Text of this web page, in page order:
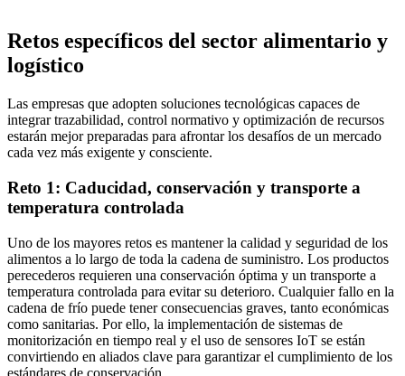
Retos específicos del sector alimentario y
logístico
Las empresas que adopten soluciones tecnológicas capaces de
integrar trazabilidad, control normativo y optimización de recursos
estarán mejor preparadas para afrontar los desafíos de un mercado
cada vez más exigente y consciente.
Reto 1: Caducidad, conservación y transporte a
temperatura controlada
Uno de los mayores retos es mantener la calidad y seguridad de los
alimentos a lo largo de toda la cadena de suministro. Los productos
perecederos requieren una conservación óptima y un transporte a
temperatura controlada para evitar su deterioro. Cualquier fallo en la
cadena de frío puede tener consecuencias graves, tanto económicas
como sanitarias. Por ello, la implementación de sistemas de
monitorización en tiempo real y el uso de sensores IoT se están
convirtiendo en aliados clave para garantizar el cumplimiento de los
estándares de conservación.